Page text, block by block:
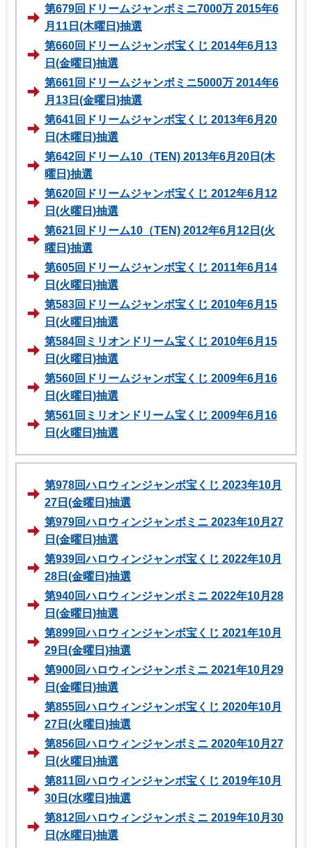
第679回ドリームジャンボミニ7000万 2015年6
月11日(木曜日)抽選
第660回ドリームジャンボ宝くじ 2014年6月13
日(金曜日)抽選
第661回ドリームジャンボミニ5000万 2014年6
月13日(金曜日)抽選
第641回ドリームジャンボ宝くじ 2013年6月20
日(木曜日)抽選
第642回ドリーム10（TEN) 2013年6月20日(木
曜日)抽選
第620回ドリームジャンボ宝くじ 2012年6月12
日(火曜日)抽選
第621回ドリーム10（TEN) 2012年6月12日(火
曜日)抽選
第605回ドリームジャンボ宝くじ 2011年6月14
日(火曜日)抽選
第583回ドリームジャンボ宝くじ 2010年6月15
日(火曜日)抽選
第584回ミリオンドリーム宝くじ 2010年6月15
日(火曜日)抽選
第560回ドリームジャンボ宝くじ 2009年6月16
日(火曜日)抽選
第561回ミリオンドリーム宝くじ 2009年6月16
日(火曜日)抽選
第978回ハロウィンジャンボ宝くじ 2023年10月
27日(金曜日)抽選
第979回ハロウィンジャンボミニ 2023年10月27
日(金曜日)抽選
第939回ハロウィンジャンボ宝くじ 2022年10月
28日(金曜日)抽選
第940回ハロウィンジャンボミニ 2022年10月28
日(金曜日)抽選
第899回ハロウィンジャンボ宝くじ 2021年10月
29日(金曜日)抽選
第900回ハロウィンジャンボミニ 2021年10月29
日(金曜日)抽選
第855回ハロウィンジャンボ宝くじ 2020年10月
27日(火曜日)抽選
第856回ハロウィンジャンボミニ 2020年10月27
日(火曜日)抽選
第811回ハロウィンジャンボ宝くじ 2019年10月
30日(水曜日)抽選
第812回ハロウィンジャンボミニ 2019年10月30
日(水曜日)抽選